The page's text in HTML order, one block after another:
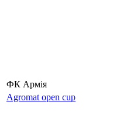
ФК Армія
Agromat open cup